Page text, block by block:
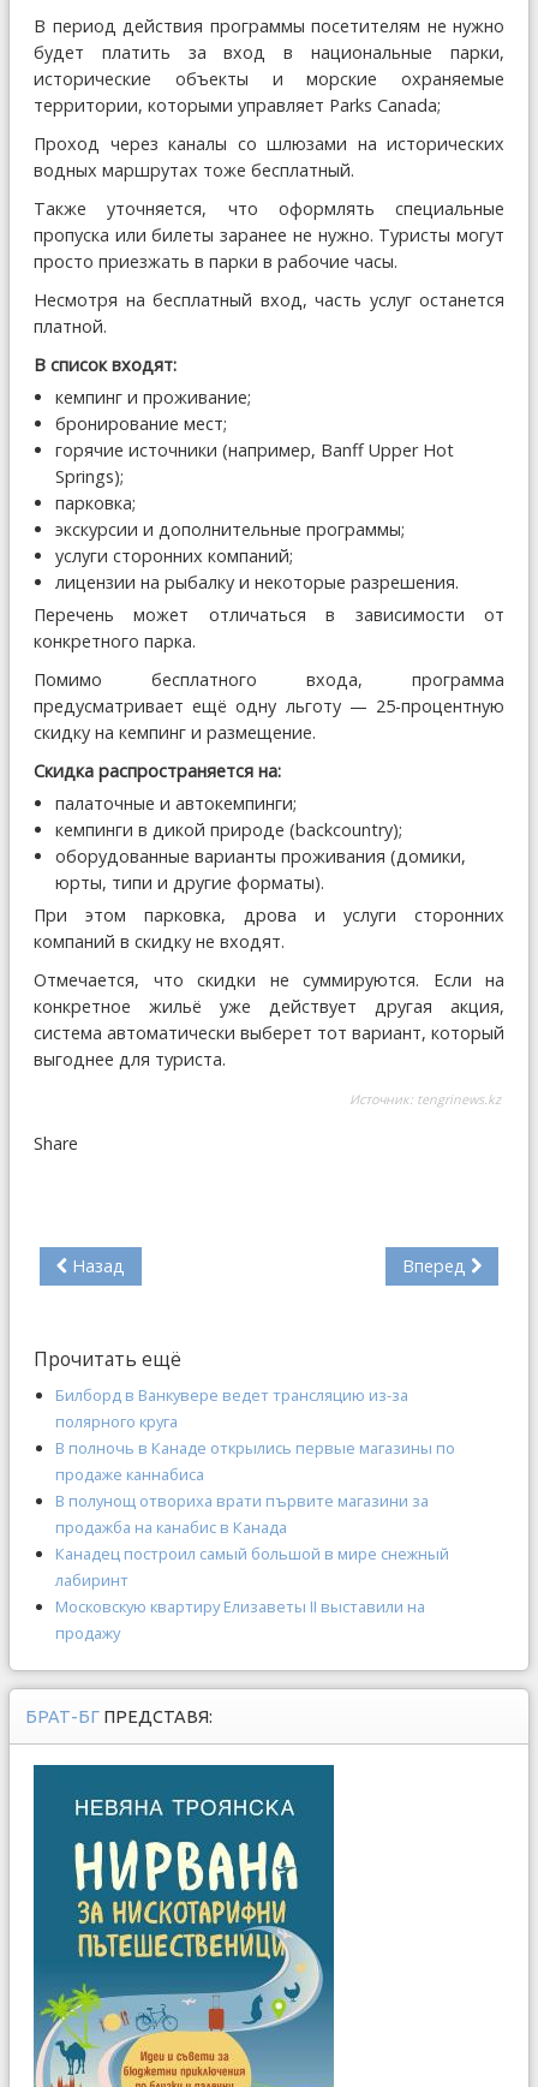
В период действия программы посетителям не нужно
будет платить за вход в национальные парки,
исторические объекты и морские охраняемые
территории, которыми управляет Parks Canada;
Проход через каналы со шлюзами на исторических
водных маршрутах тоже бесплатный.
Также уточняется, что оформлять специальные
пропуска или билеты заранее не нужно. Туристы могут
просто приезжать в парки в рабочие часы.
Несмотря на бесплатный вход, часть услуг останется
платной.
В список входят:
кемпинг и проживание;
бронирование мест;
горячие источники (например, Banff Upper Hot
Springs);
парковка;
экскурсии и дополнительные программы;
услуги сторонних компаний;
лицензии на рыбалку и некоторые разрешения.
Перечень может отличаться в зависимости от
конкретного парка.
Помимо бесплатного входа, программа
предусматривает ещё одну льготу — 25-процентную
скидку на кемпинг и размещение.
Скидка распространяется на:
палаточные и автокемпинги;
кемпинги в дикой природе (backcountry);
оборудованные варианты проживания (домики,
юрты, типи и другие форматы).
При этом парковка, дрова и услуги сторонних
компаний в скидку не входят.
Отмечается, что скидки не суммируются. Если на
конкретное жильё уже действует другая акция,
система автоматически выберет тот вариант, который
выгоднее для туриста.
Источник: tengrinews.kz
Share
Назад Вперед
Прочитать ещё
Билборд в Ванкувере ведет трансляцию из-за
полярного круга
В полночь в Канаде открылись первые магазины по
продаже каннабиса
В полунощ отвориха врати първите магазини за
продажба на канабис в Канада
Канадец построил самый большой в мире снежный
лабиринт
Московскую квартиру Елизаветы II выставили на
продажу
БРАТ-БГ ПРЕДСТАВЯ: